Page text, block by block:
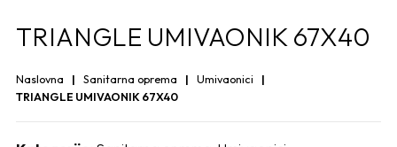
TRIANGLE UMIVAONIK 67X40
Naslovna Sanitarna oprema
Umivaonici
TRIANGLE UMIVAONIK 67X40